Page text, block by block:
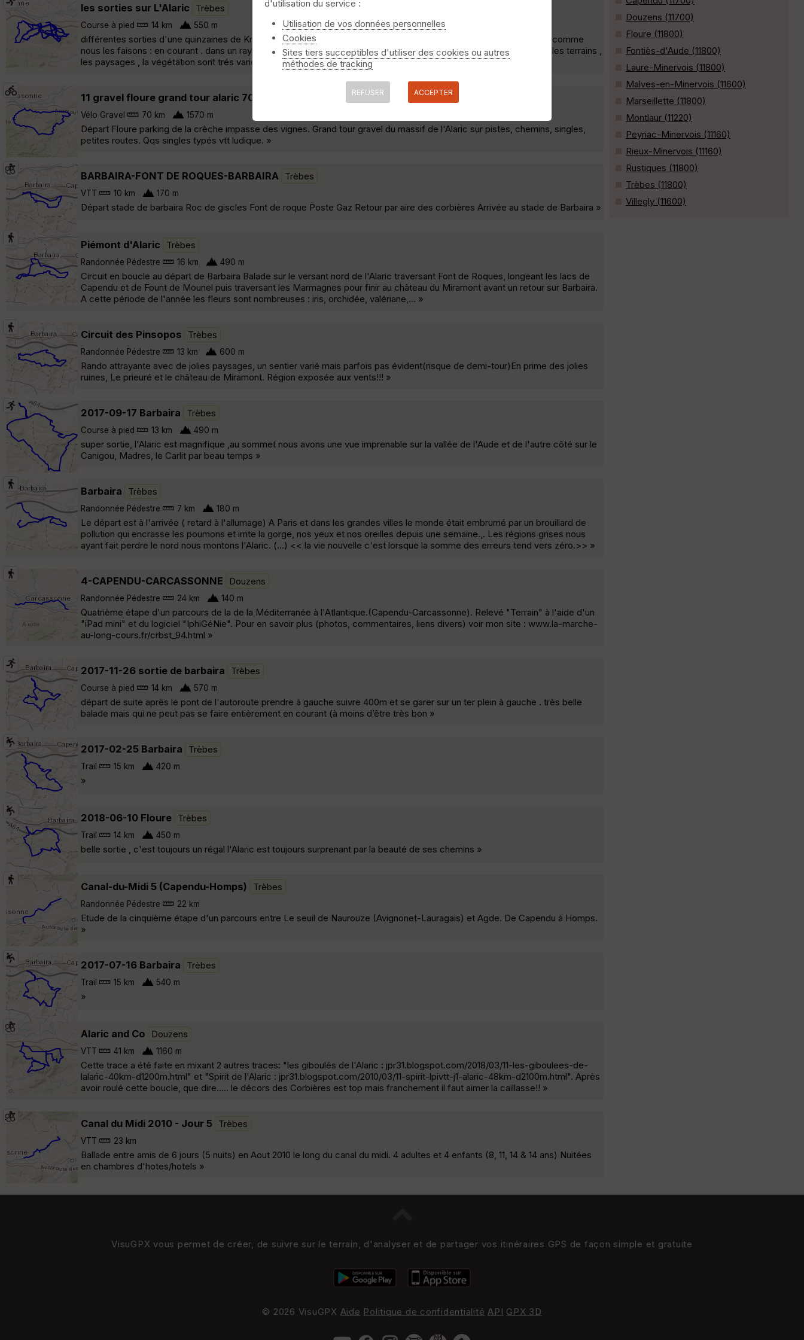
les sorties sur L'Alaric Trèbes
Course à pied 14 km 550 m
différentes sorties d'une quinzaines de Km dans l''Alaric , Toutes ces sorties peuvent être faites soit en rando soit comme
nous les faisons : en courant . dans un rayon de 20 km autour de Carcassonne on peut vraiment prendre du plaisir , les terrains ,
les paysages , la végétation sont trés variés un vrai régal »
11 gravel floure grand tour alaric 70km 1700d+
Vélo Gravel 70 km 1570 m
Départ Floure parking de la crèche impasse des vignes. Grand tour gravel du massif de l'Alaric sur pistes, chemins, singles,
petites routes. Qqs singles typés vtt ludique. »
BARBAIRA-FONT DE ROQUES-BARBAIRA Trèbes
VTT 10 km 170 m
Départ stade de barbaira Roc de giscles Font de roque Poste Gaz Retour par aire des corbières Arrivée au stade de Barbaira »
Piémont d'Alaric Trèbes
Randonnée Pédestre 16 km 490 m
Circuit en boucle au départ de Barbaira Balade sur le versant nord de l'Alaric traversant Font de Roques, longeant les lacs de
Capendu et de Fount de Mounel puis traversant les Marmagnes pour finir au château du Miramont avant un retour sur Barbaira.
A cette période de l'année les fleurs sont nombreuses : iris, orchidée, valériane,... »
Circuit des Pinsopos Trèbes
Randonnée Pédestre 13 km 600 m
Rando attrayante avec de jolies paysages, un sentier varié mais parfois pas évident(risque de demi-tour)En prime des jolies
ruines, Le prieuré et le château de Miramont. Région exposée aux vents!!! »
2017-09-17 Barbaira Trèbes
Course à pied 13 km 490 m
super sortie, l'Alaric est magnifique ,au sommet nous avons une vue imprenable sur la vallée de l'Aude et de l'autre côté sur le
Canigou, Madres, le Carlit par beau temps »
Barbaira Trèbes
Randonnée Pédestre 7 km 180 m
Le départ est à l'arrivée ( retard à l'allumage) A Paris et dans les grandes villes le monde était embrumé par un brouillard de
pollution qui encrasse les poumons et irrite la gorge, nos yeux et nos oreilles depuis une semaine.,. Les régions grises nous
ayant fait perdre le nord nous montons l'Alaric. (...) << la vie nouvelle c'est lorsque la somme des erreurs tend vers zéro.>> »
4-CAPENDU-CARCASSONNE Douzens
Randonnée Pédestre 24 km 140 m
Quatrième étape d'un parcours de la de la Méditerranée à l'Atlantique.(Capendu-Carcassonne). Relevé "Terrain" à l'aide d'un
"iPad mini" et du logiciel "IphiGéNie". Pour en savoir plus (photos, commentaires, liens divers) voir mon site : www.la-marche-
au-long-cours.fr/crbst_94.html »
2017-11-26 sortie de barbaira Trèbes
Course à pied 14 km 570 m
départ de suite après le pont de l'autoroute prendre à gauche suivre 400m et se garer sur un ter plein à gauche . très belle
balade mais qui ne peut pas se faire entièrement en courant (à moins d’être très bon »
2017-02-25 Barbaira Trèbes
Trail 15 km 420 m
»
2018-06-10 Floure Trèbes
Trail 14 km 450 m
belle sortie , c'est toujours un régal l'Alaric est toujours surprenant par la beauté de ses chemins »
Canal-du-Midi 5 (Capendu-Homps) Trèbes
Randonnée Pédestre 22 km
Etude de la cinquième étape d'un parcours entre Le seuil de Naurouze (Avignonet-Lauragais) et Agde. De Capendu à Homps.
»
2017-07-16 Barbaira Trèbes
Trail 15 km 540 m
»
Alaric and Co Douzens
VTT 41 km 1160 m
Cette trace a été faite en mixant 2 autres traces: "les giboulés de l'Alaric : jpr31.blogspot.com/2018/03/11-les-giboulees-de-
lalaric-40km-d1200m.html" et "Spirit de l'Alaric : jpr31.blogspot.com/2010/03/11-spirit-lpivtt-j1-alaric-48km-d2100m.html". Après
avoir roulé cette boucle, que dire..... le décors des Corbières est top mais franchement il faut aimer la caillasse!! »
Canal du Midi 2010 - Jour 5 Trèbes
VTT 23 km
Ballade entre amis de 6 jours (5 nuits) en Aout 2010 le long du canal du midi. 4 adultes et 4 enfants (8, 11, 14 & 14 ans) Nuitées
en chambres d'hotes/hotels »
Douzens (11700)
Floure (11800)
Fontiès-d'Aude (11800)
Laure-Minervois (11800)
Malves-en-Minervois (11600)
Marseillette (11800)
Montlaur (11220)
Peyriac-Minervois (11160)
Rieux-Minervois (11160)
Rustiques (11800)
Trèbes (11800)
Villegly (11600)
VisuGPX vous permet de créer, de suivre sur le terrain, d'analyser et de partager vos itinéraires GPS de façon simple et gratuite
© 2026 VisuGPX Aide Politique de confidentialité API GPX 3D
d'utilisation du service :
Utilisation de vos données personnelles
Cookies
Sites tiers succeptibles d'utiliser des cookies ou autres
méthodes de tracking
REFUSER ACCEPTER